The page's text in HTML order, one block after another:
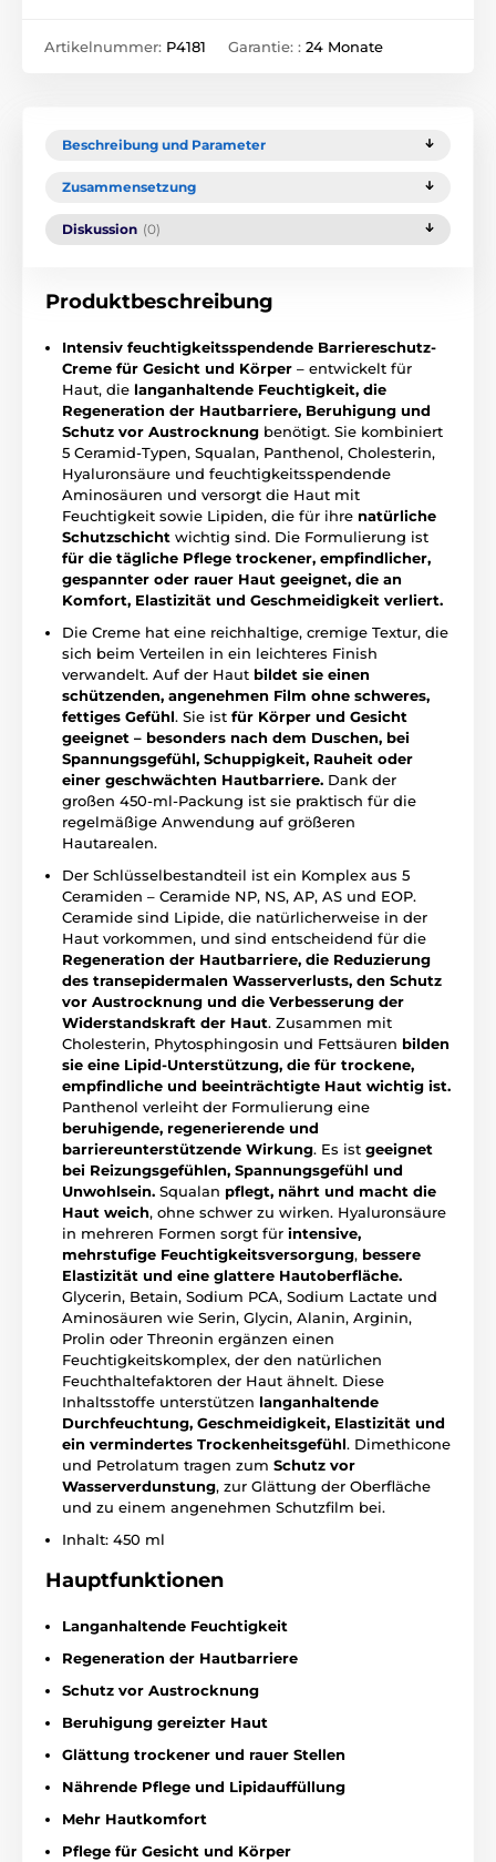
Artikelnummer: P4181 Garantie: : 24 Monate
Beschreibung und Parameter
Zusammensetzung
Diskussion (0)
Produktbeschreibung
Intensiv feuchtigkeitsspendende Barriereschutz-
Creme für Gesicht und Körper – entwickelt für
Haut, die langanhaltende Feuchtigkeit, die
Regeneration der Hautbarriere, Beruhigung und
Schutz vor Austrocknung benötigt. Sie kombiniert
5 Ceramid-Typen, Squalan, Panthenol, Cholesterin,
Hyaluronsäure und feuchtigkeitsspendende
Aminosäuren und versorgt die Haut mit
Feuchtigkeit sowie Lipiden, die für ihre natürliche
Schutzschicht wichtig sind. Die Formulierung ist
für die tägliche Pflege trockener, empfindlicher,
gespannter oder rauer Haut geeignet, die an
Komfort, Elastizität und Geschmeidigkeit verliert.
Die Creme hat eine reichhaltige, cremige Textur, die
sich beim Verteilen in ein leichteres Finish
verwandelt. Auf der Haut bildet sie einen
schützenden, angenehmen Film ohne schweres,
fettiges Gefühl. Sie ist für Körper und Gesicht
geeignet – besonders nach dem Duschen, bei
Spannungsgefühl, Schuppigkeit, Rauheit oder
einer geschwächten Hautbarriere. Dank der
großen 450-ml-Packung ist sie praktisch für die
regelmäßige Anwendung auf größeren
Hautarealen.
Der Schlüsselbestandteil ist ein Komplex aus 5
Ceramiden – Ceramide NP, NS, AP, AS und EOP.
Ceramide sind Lipide, die natürlicherweise in der
Haut vorkommen, und sind entscheidend für die
Regeneration der Hautbarriere, die Reduzierung
des transepidermalen Wasserverlusts, den Schutz
vor Austrocknung und die Verbesserung der
Widerstandskraft der Haut. Zusammen mit
Cholesterin, Phytosphingosin und Fettsäuren bilden
sie eine Lipid-Unterstützung, die für trockene,
empfindliche und beeinträchtigte Haut wichtig ist.
Panthenol verleiht der Formulierung eine
beruhigende, regenerierende und
barriereunterstützende Wirkung. Es ist geeignet
bei Reizungsgefühlen, Spannungsgefühl und
Unwohlsein. Squalan pflegt, nährt und macht die
Haut weich, ohne schwer zu wirken. Hyaluronsäure
in mehreren Formen sorgt für intensive,
mehrstufige Feuchtigkeitsversorgung, bessere
Elastizität und eine glattere Hautoberfläche.
Glycerin, Betain, Sodium PCA, Sodium Lactate und
Aminosäuren wie Serin, Glycin, Alanin, Arginin,
Prolin oder Threonin ergänzen einen
Feuchtigkeitskomplex, der den natürlichen
Feuchthaltefaktoren der Haut ähnelt. Diese
Inhaltsstoffe unterstützen langanhaltende
Durchfeuchtung, Geschmeidigkeit, Elastizität und
ein vermindertes Trockenheitsgefühl. Dimethicone
und Petrolatum tragen zum Schutz vor
Wasserverdunstung, zur Glättung der Oberfläche
und zu einem angenehmen Schutzfilm bei.
Inhalt: 450 ml
Hauptfunktionen
Langanhaltende Feuchtigkeit
Regeneration der Hautbarriere
Schutz vor Austrocknung
Beruhigung gereizter Haut
Glättung trockener und rauer Stellen
Nährende Pflege und Lipidauffüllung
Mehr Hautkomfort
Pflege für Gesicht und Körper